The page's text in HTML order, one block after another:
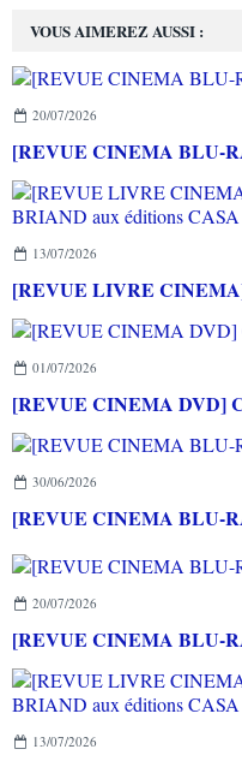
VOUS AIMEREZ AUSSI :
20/07/2026
[REVUE CINEMA BLU-
13/07/2026
01/07/2026
[REVUE CINEMA DVD]
30/06/2026
[REVUE CINEMA BLU-
20/07/2026
[REVUE CINEMA BLU-
13/07/2026